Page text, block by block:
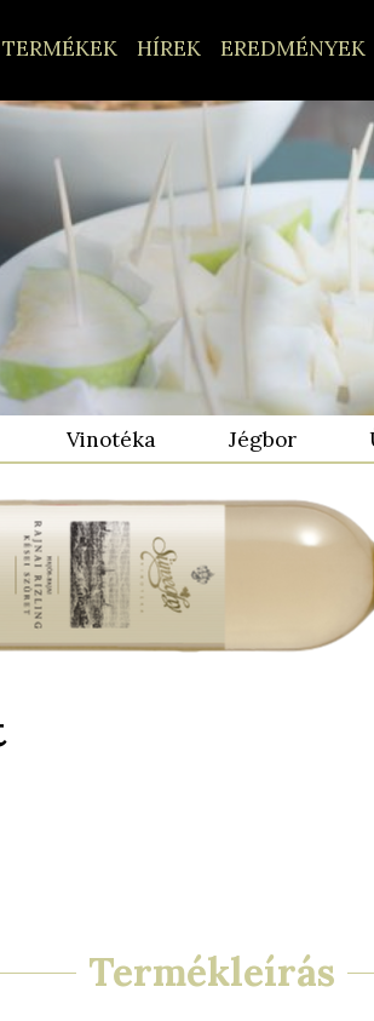
TERMÉKEK HÍREK EREDMÉNYEK
Vinotéka Jégbor
Termékleírás